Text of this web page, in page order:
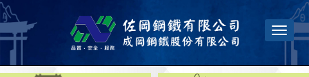
Toggle